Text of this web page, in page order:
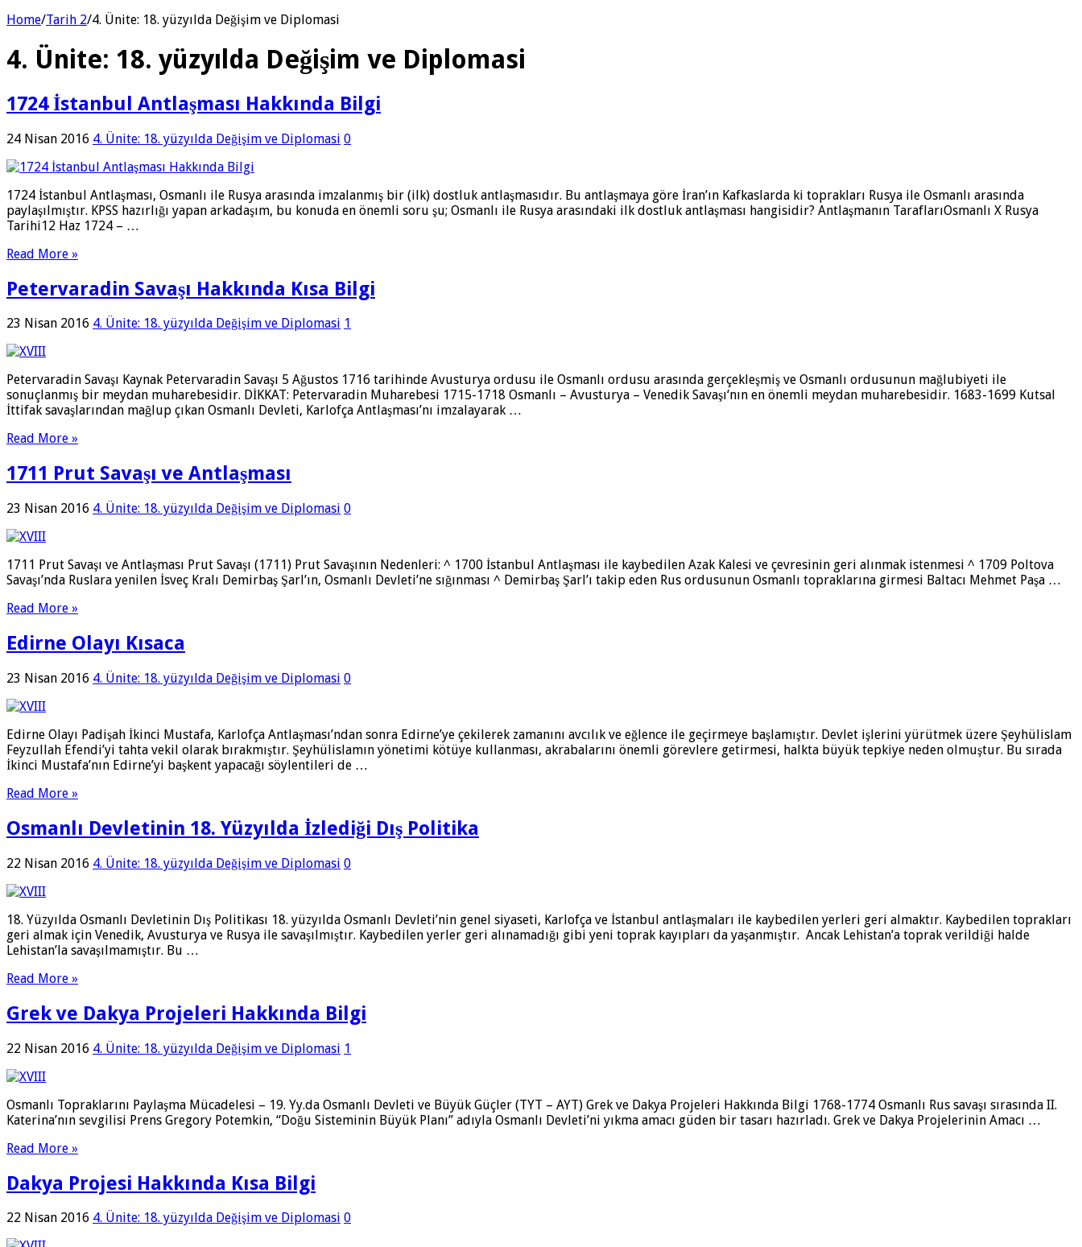
Home/Tarih 2/4. Ünite: 18. yüzyılda Değişim ve Diplomasi
4. Ünite: 18. yüzyılda Değişim ve Diplomasi
1724 İstanbul Antlaşması Hakkında Bilgi
24 Nisan 2016 4. Ünite: 18. yüzyılda Değişim ve Diplomasi 0
1724 İstanbul Antlaşması, Osmanlı ile Rusya arasında imzalanmış bir (ilk) dostluk antlaşmasıdır. Bu antlaşmaya göre İran’ın Kafkaslarda ki toprakları Rusya ile Osmanlı arasında
paylaşılmıştır. KPSS hazırlığı yapan arkadaşım, bu konuda en önemli soru şu; Osmanlı ile Rusya arasındaki ilk dostluk antlaşması hangisidir? Antlaşmanın TaraflarıOsmanlı X Rusya
Tarihi12 Haz 1724 – …
Read More »
Petervaradin Savaşı Hakkında Kısa Bilgi
23 Nisan 2016 4. Ünite: 18. yüzyılda Değişim ve Diplomasi 1
Petervaradin Savaşı Kaynak Petervaradin Savaşı 5 Ağustos 1716 tarihinde Avusturya ordusu ile Osmanlı ordusu arasında gerçekleşmiş ve Osmanlı ordusunun mağlubiyeti ile
sonuçlanmış bir meydan muharebesidir. DİKKAT: Petervaradin Muharebesi 1715-1718 Osmanlı – Avusturya – Venedik Savaşı‘nın en önemli meydan muharebesidir. 1683-1699 Kutsal
İttifak savaşlarından mağlup çıkan Osmanlı Devleti, Karlofça Antlaşması’nı imzalayarak …
Read More »
1711 Prut Savaşı ve Antlaşması
23 Nisan 2016 4. Ünite: 18. yüzyılda Değişim ve Diplomasi 0
1711 Prut Savaşı ve Antlaşması Prut Savaşı (1711) Prut Savaşının Nedenleri: ^ 1700 İstanbul Antlaşması ile kaybedilen Azak Ka­lesi ve çevresinin geri alınmak istenmesi ^ 1709 Poltova
Savaşı’nda Ruslara yenilen İsveç Kralı Demirbaş Şarl’ın, Osmanlı Devleti’ne sığın­ması ^ Demirbaş Şarl’ı takip eden Rus ordusunun Os­manlı topraklarına girmesi Baltacı Mehmet Paşa …
Read More »
Edirne Olayı Kısaca
23 Nisan 2016 4. Ünite: 18. yüzyılda Değişim ve Diplomasi 0
Edirne Olayı Padişah İkinci Mustafa, Karlofça Antlaşması’ndan sonra Edirne’ye çekilerek zamanını avcılık ve eğlenc­e ile geçirmeye başlamıştır. Devlet işlerini yürütmek üzere Şeyhülislam
Feyzullah Efendi’yi tahta vekil ola­rak bırakmıştır. Şeyhülislamın yönetimi kötüye kullanması, akrabala­rını önemli görevlere getirmesi, halkta büyük tepkiye neden olmuştur. Bu sırada
İkinci Mustafa’nın Edirne’yi başkent yapacağı söylentileri de …
Read More »
Osmanlı Devletinin 18. Yüzyılda İzlediği Dış Politika
22 Nisan 2016 4. Ünite: 18. yüzyılda Değişim ve Diplomasi 0
18. Yüzyılda Osmanlı Devletinin Dış Politikası 18. yüzyılda Osmanlı Devleti’nin genel siyaseti, Kar­lofça ve İstanbul antlaşmaları ile kaybedilen yerleri geri almaktır. Kaybedilen top­rakları
geri almak için Venedik, Avusturya ve Rusya ile savaşılmıştır. Kaybedilen yerler geri alınamadığı gibi yeni toprak kayıpları da yaşanmıştır. Ancak Lehistan’a toprak verildiği halde
Lehistan’la savaşılmamıştır. Bu …
Read More »
Grek ve Dakya Projeleri Hakkında Bilgi
22 Nisan 2016 4. Ünite: 18. yüzyılda Değişim ve Diplomasi 1
Osmanlı Topraklarını Paylaşma Mücadelesi – 19. Yy.da Osmanlı Devleti ve Büyük Güçler (TYT – AYT) Grek ve Dakya Projeleri Hakkında Bilgi 1768-1774 Osmanlı Rus savaşı sırasında II.
Katerina’nın sevgilisi Prens Gregory Potemkin, “Doğu Sisteminin Büyük Planı” adıyla Osmanlı Devleti’ni yıkma amacı güden bir tasarı hazırladı. Grek ve Dakya Projelerinin Amacı …
Read More »
Dakya Projesi Hakkında Kısa Bilgi
22 Nisan 2016 4. Ünite: 18. yüzyılda Değişim ve Diplomasi 0